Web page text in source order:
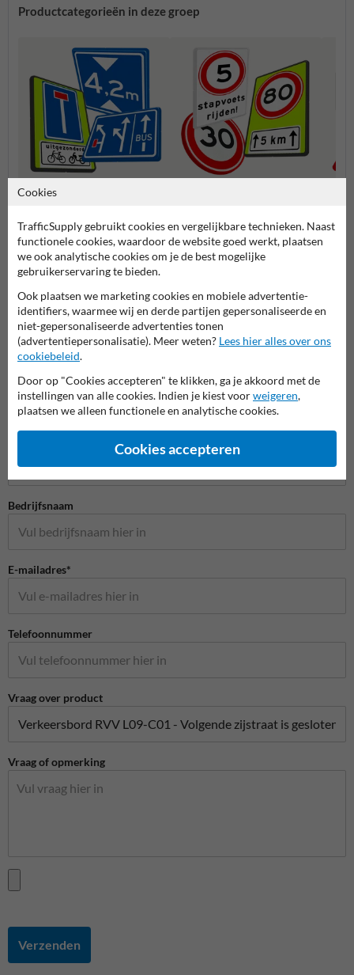
Productcategorieën in deze groep
Verkeersborden RVV
Stel je vraag aan Scheepvaartbord.nl
Bedrijfsnaam
E-mailadres*
Telefoonnummer
Vraag over product
Vraag of opmerking
Verzenden
Cookies
TrafficSupply gebruikt cookies en vergelijkbare technieken. Naast
functionele cookies, waardoor de website goed werkt, plaatsen
we ook analytische cookies om je de best mogelijke
gebruikerservaring te bieden.
Ook plaatsen we marketing cookies en mobiele advertentie-
identifiers, waarmee wij en derde partijen gepersonaliseerde en
niet-gepersonaliseerde advertenties tonen
(advertentiepersonalisatie). Meer weten? Lees hier alles over ons
cookiebeleid.
Door op "Cookies accepteren" te klikken, ga je akkoord met de
instellingen van alle cookies. Indien je kiest voorweigeren,
plaatsen we alleen functionele en analytische cookies.
Cookies accepteren